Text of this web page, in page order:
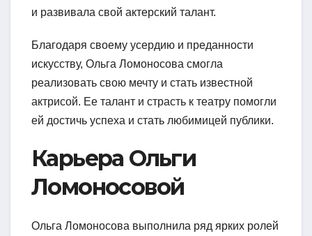
и развивала свой актерский талант.
Благодаря своему усердию и преданности
искусству, Ольга Ломоносова смогла
реализовать свою мечту и стать известной
актрисой. Ее талант и страсть к театру помогли
ей достичь успеха и стать любимицей публики.
Карьера Ольги
Ломоносовой
Ольга Ломоносова выполнила ряд ярких ролей